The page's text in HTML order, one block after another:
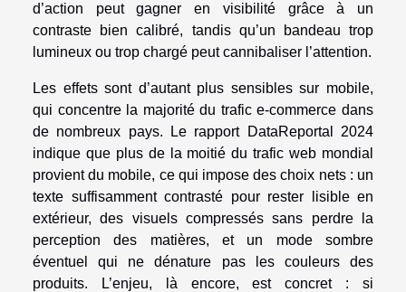
d’action peut gagner en visibilité grâce à un
contraste bien calibré, tandis qu’un bandeau trop
lumineux ou trop chargé peut cannibaliser l’attention.
Les effets sont d’autant plus sensibles sur mobile,
qui concentre la majorité du trafic e-commerce dans
de nombreux pays. Le rapport DataReportal 2024
indique que plus de la moitié du trafic web mondial
provient du mobile, ce qui impose des choix nets : un
texte suffisamment contrasté pour rester lisible en
extérieur, des visuels compressés sans perdre la
perception des matières, et un mode sombre
éventuel qui ne dénature pas les couleurs des
produits. L’enjeu, là encore, est concret : si